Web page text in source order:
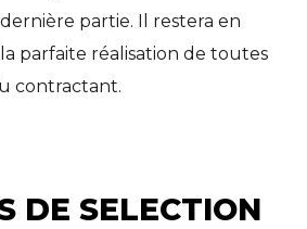
partie. Il restera en
parfaite réalisation de toutes
contractant.
DE SELECTION